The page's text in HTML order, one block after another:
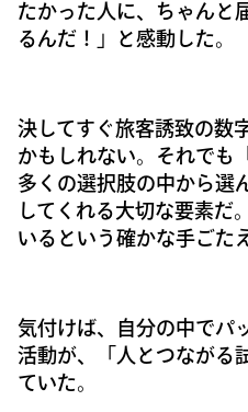
たかった人に、ちゃんと
るんだ！」と感動した。
決してすぐ旅客誘致の数
かもしれない。それでも
多くの選択肢の中から選
してくれる大切な要素だ
いるという確かな手ごた
気付けば、自分の中でパ
活動が、「人とつながる
ていた。